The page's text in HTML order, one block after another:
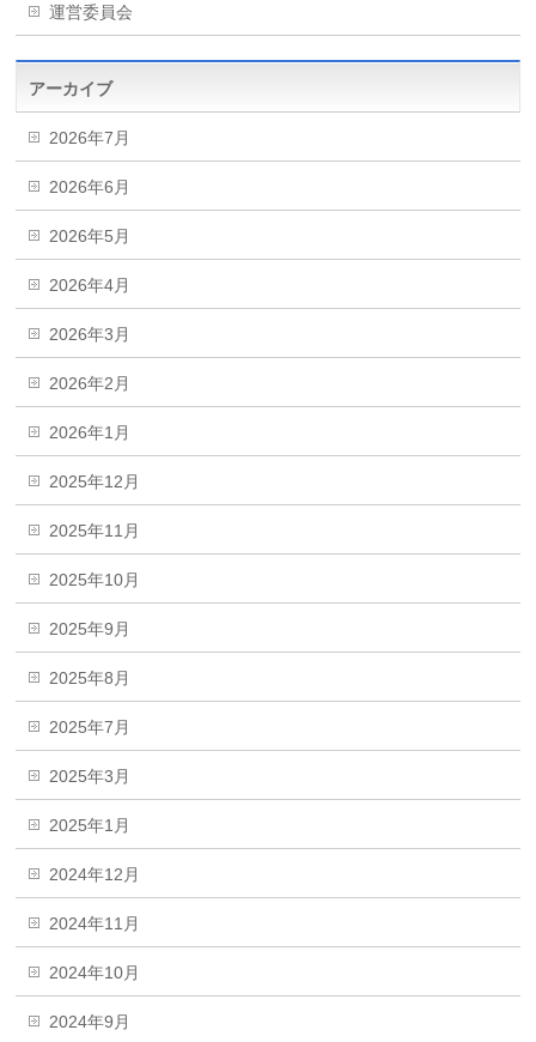
運営委員会
アーカイブ
2026年7月
2026年6月
2026年5月
2026年4月
2026年3月
2026年2月
2026年1月
2025年12月
2025年11月
2025年10月
2025年9月
2025年8月
2025年7月
2025年3月
2025年1月
2024年12月
2024年11月
2024年10月
2024年9月